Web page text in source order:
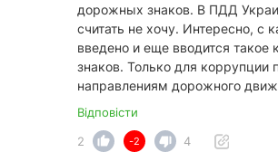
дорожных знаков. В ПДД
считать не хочу. Интересно, с
введено и еще вводится такое
знаков. Только для коррупции
направлениям дорожного
Відповісти
2
-2 4